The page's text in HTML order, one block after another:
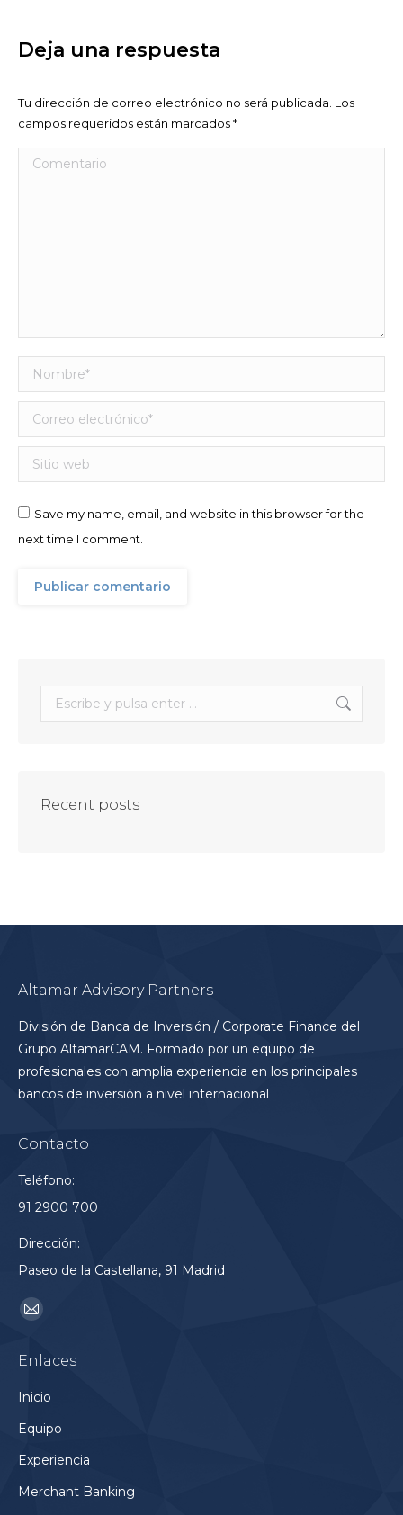
Deja una respuesta
Tu dirección de correo electrónico no será publicada. Los
campos requeridos están marcados*
Comentario
Nombre *
Correo electrónico *
Sitio web
Save my name, email, and website in this browser for the
next time I comment.
Publicar comentario
Buscar:
Recent posts
Altamar Advisory Partners
División de Banca de Inversión / Corporate Finance del
Grupo AltamarCAM. Formado por un equipo de
profesionales con amplia experiencia en los principales
bancos de inversión a nivel internacional
Contacto
Teléfono:
91 2900 700
Dirección:
Paseo de la Castellana, 91 Madrid
Encuéntranos en:
Mail
opens
in
window
Enlaces
Inicio
Equipo
Experiencia
Merchant Banking